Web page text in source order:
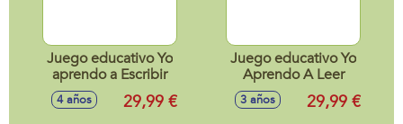
Juego educativo Yo
aprendo a Escribir
4 años 29,99 €
Juego educativo Yo
Aprendo A Leer
3 años 29,99 €